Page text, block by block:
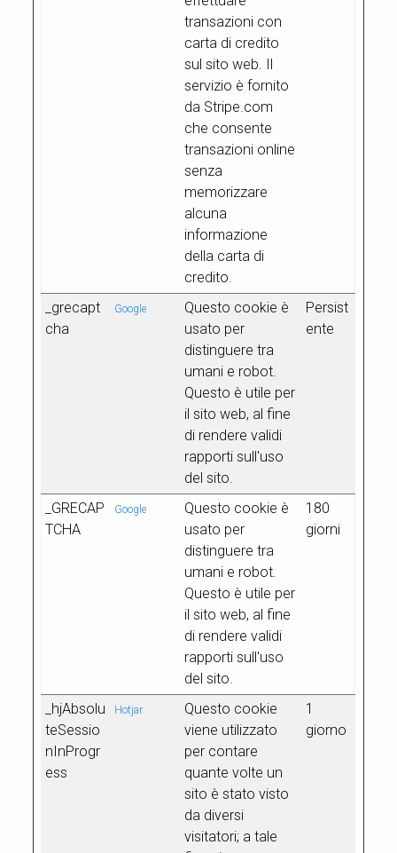
transazioni con
carta di credito
sul sito web. Il
servizio è fornito
da Stripe.com
che consente
transazioni online
senza
memorizzare
alcuna
informazione
della carta di
credito.
_grecapt
cha
Google
Questo cookie è
usato per
distinguere tra
umani e robot.
Questo è utile per
il sito web, al fine
di rendere validi
rapporti sull'uso
del sito.
Persist
ente
_GRECAP
TCHA
Google
Questo cookie è
usato per
distinguere tra
umani e robot.
Questo è utile per
il sito web, al fine
di rendere validi
rapporti sull'uso
del sito.
180
giorni
_hjAbsolu
teSessio
nInProgr
ess
Hotjar
Questo cookie
viene utilizzato
per contare
quante volte un
sito è stato visto
da diversi
visitatori; a tale
1
giorno